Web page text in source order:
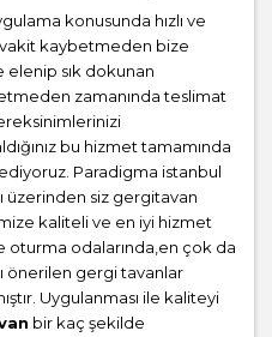
konusunda hızlı ve
vakit kaybetmeden bize
elenip sık dokunan
zamanında teslimat
bu hizmet tamamında
Paradigma istanbul
üzerinden siz gergitavan
kaliteli ve en iyi hizmet
odalarında,en çok da
önerilen gergi tavanlar
Uygulanması ile kaliteyi
bir kaç şekilde